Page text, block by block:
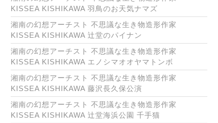
KISSEA KISHIKAWA 羽鳥のお天気ナマズ
湘南の幻想アーチスト 不思議な生き物造形作家
KISSEA KISHIKAWA 辻堂のパイナン
湘南の幻想アーチスト 不思議な生き物造形作家
KISSEA KISHIKAWA エノシマオオヤマトンボ
湘南の幻想アーチスト 不思議な生き物造形作家
KISSEA KISHIKAWA 藤沢長久保公演
湘南の幻想アーチスト 不思議な生き物造形作家
KISSEA KISHIKAWA 辻堂海浜公園 千手猫